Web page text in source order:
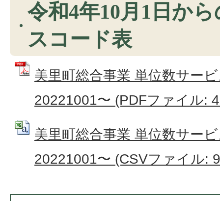
令和4年10月1日か
スコード表
美里町総合事業 単位数サー
20221001〜 (PDFファイル:
美里町総合事業 単位数サー
20221001〜 (CSVファイル: